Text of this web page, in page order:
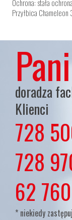
Ochrona: stała
Przyłbica Chameleon
doradza
Klienci
728
lub
728
lub
62
* niekiedy